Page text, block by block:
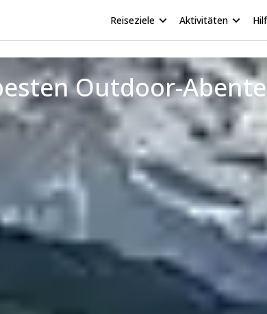
Reiseziele Aktivitäten
Outdoor-